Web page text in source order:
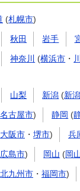
(札幌市)
秋田 岩手
神奈川 (横浜市 ・
山梨 新潟 (新
名古屋市) 静岡 (
大阪市 ・ 堺市) 兵
広島市) 岡山 (岡
北九州市 ・ 福岡市)